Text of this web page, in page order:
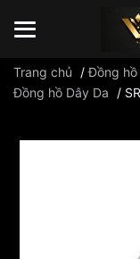
Trang chủ /Đồng hồ
Đồng hồ Dây Da
/